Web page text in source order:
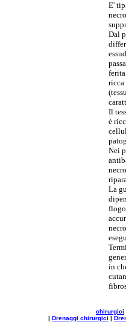
E'
Dal
ricca
Il
è
Nei
La
in
chirurgici
| Drenaggi chirurgici |